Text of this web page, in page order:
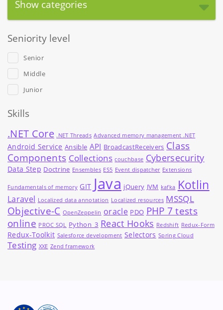
Show categories
Seniority level
Senior
Middle
Junior
Skills
.NET Core .NET Threads Advanced memory management .NET
Android Service Ansible API BroadcastReceivers Class
Components Collections couchbase Cybersecurity
Data Step Doctrine Ensembles ES5 Event dispatcher Extensions
Fundamentals of memory GIT Java jQuery JVM kafka Kotlin
Laravel Localized data annotation Localized resources MSSQL
Objective-C OpenZeppelin oracle PDO PHP 7 tests
online PROC SQL Python_3 React Hooks Redshift Redux-Form
Redux-Toolkit Salesforce development Selectors Spring Cloud
Testing XXE Zend framework